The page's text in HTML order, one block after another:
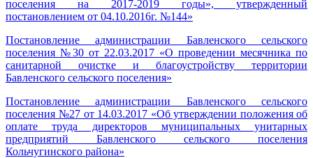
поселения на 2017-2019 годы», утвержденный
постановлением от 04.10.2016г. №144»
Постановление администрации Бавленского сельского
поселения №30 от 22.03.2017 «О проведении месячника по
санитарной очистке и благоустройству территории
Бавленского сельского поселения»
Постановление администрации Бавленского сельского
поселения №27 от 14.03.2017 «Об утверждении положения об
оплате труда директоров муниципальных унитарных
предприятий Бавленского сельского поселения
Кольчугинского района»